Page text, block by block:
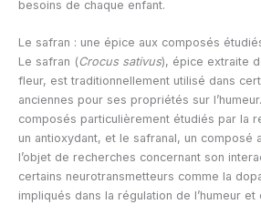
besoins de chaque enfant.
Le safran : une épice aux composés
Le safran (Crocus sativus), épice extraite
fleur, est traditionnellement utilisé dans
anciennes pour ses propriétés sur
composés particulièrement étudiés par la
un antioxydant, et le safranal, un composé
l’objet de recherches concernant son
certains neurotransmetteurs comme la
impliqués dans la régulation de l’humeur et